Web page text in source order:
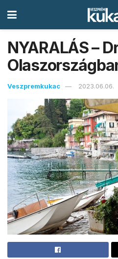
NYARALÁS –
Veszpremkukac 2023.06.06.